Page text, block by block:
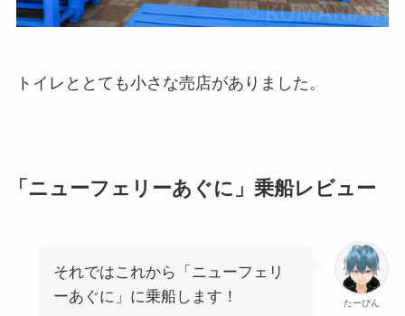
トイレととても小さな売店がありました。
「ニューフェリーあぐに」乗船レビュー
たーびん
それではこれから「ニューフェリ
ーあぐに」に乗船します！